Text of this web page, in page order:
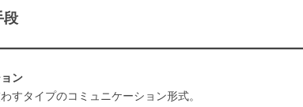
段
ン
すタイプのコミュニケーション形式。